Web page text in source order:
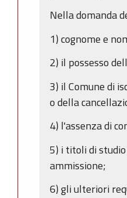
Nella domanda
1) cognome e
2) il possesso
3) il Comune di
o della
4) l'assenza di
5) i titoli di
ammissione;
6) gli ulteriori